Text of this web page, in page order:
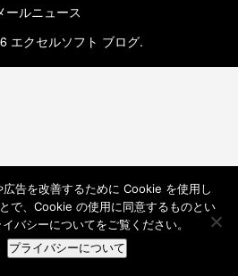
ールニュース
エクセルソフト ブログ.
広告を改善するために Cookie を使用し
で、Cookie の使用に同意するものとい
バシーについてをご覧ください。
プライバシーについて